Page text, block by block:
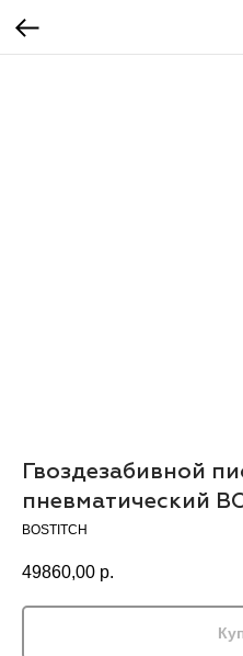
Гвоздезабивной
пневматический
BOSTITCH
49860,00 р.